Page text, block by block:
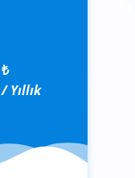
₺
/ Yıllık